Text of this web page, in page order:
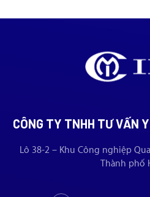
CÔNG TY TNHH TƯ VẤN
Lô 38-2 – Khu Công nghiệp
Thành phố